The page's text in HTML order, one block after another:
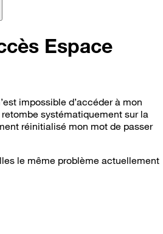
Espace
impossible d’accéder à mon
systématiquement sur la
réinitialisé mon mot de passer
le même problème actuellement